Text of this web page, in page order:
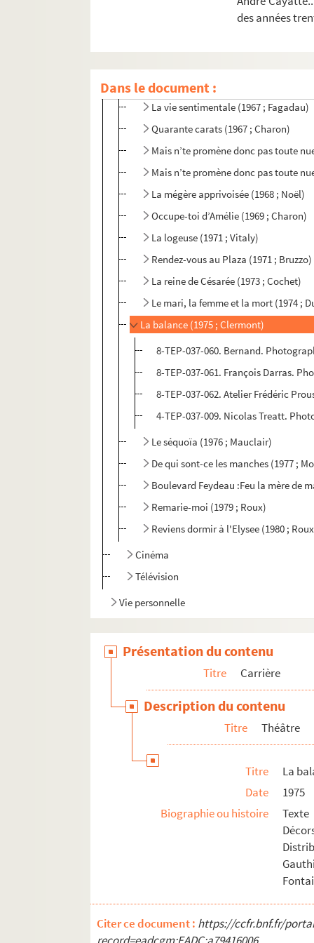
des années
Dans le document :
L’effet glapion (1959 ; Vitaly)
La crécelle (1963 ; Fagadau)
La vie sentimentale (1967 ; Fagadau)
Quarante carats (1967 ; Charon)
Mais n’te promène donc pas toute
Mais n’te promène donc pas toute
La mégère apprivoisée (1968 ; Noël)
Occupe-toi d’Amélie (1969 ; Charon)
La logeuse (1971 ; Vitaly)
Rendez-vous au Plaza (1971 ; Bruzzo)
La reine de Césarée (1973 ; Cochet)
Le mari, la femme et la mort (1974 ;
La balance (1975 ; Clermont)
8-TEP-037-060. Bernand.
8-TEP-037-061. François Darras.
8-TEP-037-062. Atelier Frédéric
4-TEP-037-009. Nicolas Treatt.
Le séquoïa (1976 ; Mauclair)
De qui sont-ce les manches (1977 ;
Boulevard Feydeau :Feu la mère de
Remarie-moi (1979 ; Roux)
Reviens dormir à l'Elysee (1980 ;
Cinéma
Télévision
Vie personnelle
Présentation du contenu
Titre Carrière
Description du contenu
Titre Théâtre
Titre
La
Date
1975
Biographie ou histoire
Citer ce document : https://ccfr.bnf.fr/